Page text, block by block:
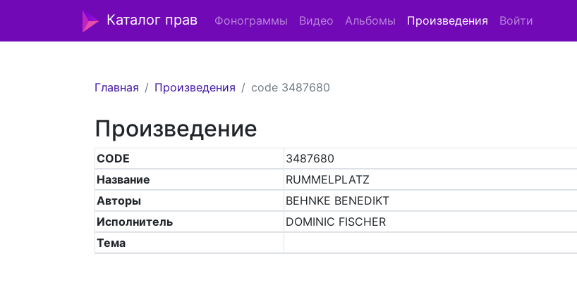
Каталог прав Фонограммы Видео Альбомы Произведения Войти
Главная Произведения code 3487680
Произведение
CODE
3487680
Название
RUMMELPLATZ
Авторы
BEHNKE BENEDIKT
Исполнитель
DOMINIC FISCHER
Тема